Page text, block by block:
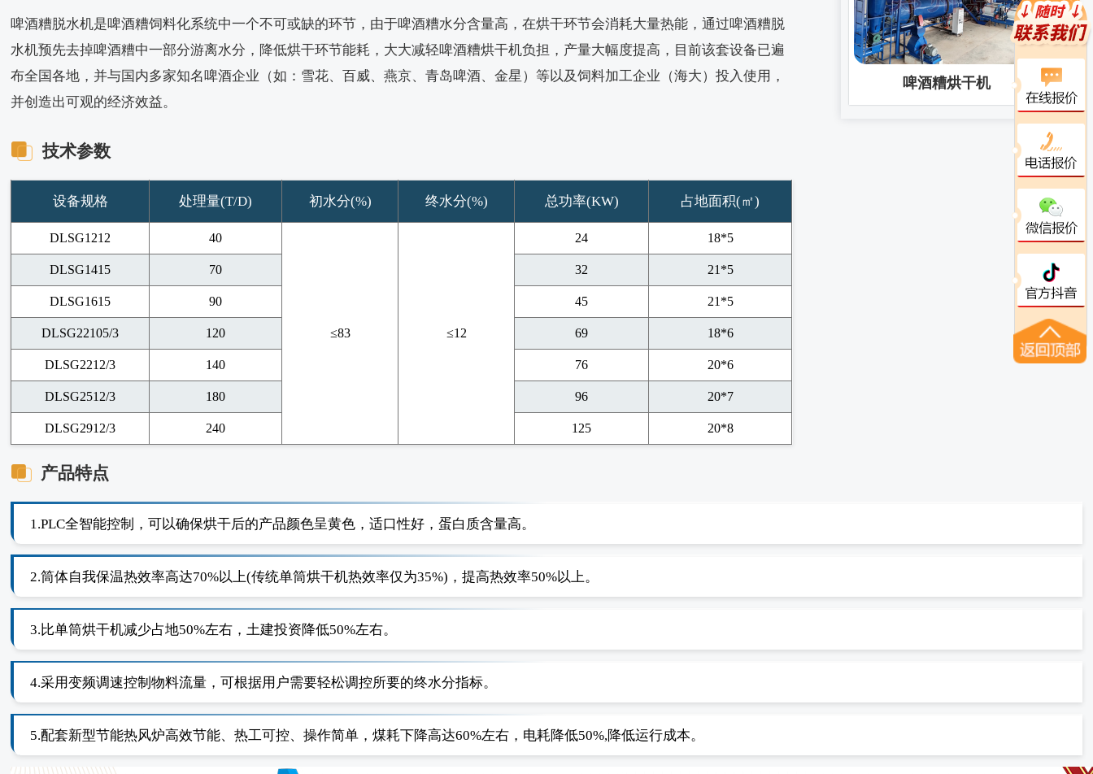
啤酒糟脱水机是啤酒糟饲料化系统中一个不可或缺的环节，由于啤酒糟水分含量高，在烘干环节会消耗大量热能，通过啤酒糟脱
水机预先去掉啤酒糟中一部分游离水分，降低烘干环节能耗，大大减轻啤酒糟烘干机负担，产量大幅度提高，目前该套设备已遍
布全国各地，并与国内多家知名啤酒企业（如：雪花、百威、燕京、青岛啤酒、金星）等以及饲料加工企业（海大）投入使用，
并创造出可观的经济效益。
技术参数
设备规格 处理量(T/D) 初水分(%) 终水分(%) 总功率(KW) 占地面积(㎡)
DLSG1212 40
≤83 ≤12
24 18*5
DLSG1415 70 32 21*5
DLSG1615 90 45 21*5
DLSG22105/3 120 69 18*6
DLSG2212/3 140 76 20*6
DLSG2512/3 180 96 20*7
DLSG2912/3 240 125 20*8
啤酒糟烘干机
产品特点
1.PLC全智能控制，可以确保烘干后的产品颜色呈黄色，适口性好，蛋白质含量高。
2.筒体自我保温热效率高达70%以上(传统单筒烘干机热效率仅为35%)，提高热效率50%以上。
3.比单筒烘干机减少占地50%左右，土建投资降低50%左右。
4.采用变频调速控制物料流量，可根据用户需要轻松调控所要的终水分指标。
5.配套新型节能热风炉高效节能、热工可控、操作简单，煤耗下降高达60%左右，电耗降低50%,降低运行成本。